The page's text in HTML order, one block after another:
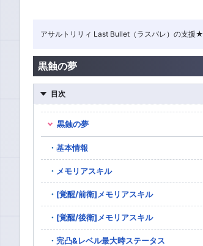
アサルトリリィ Last Bullet（ラスバレ）の支援
黒蝕の夢
目次
黒蝕の夢
基本情報
メモリアスキル
[覚醒/前衛]メモリアスキル
[覚醒/後衛]メモリアスキル
完凸&レベル最大時ステータス